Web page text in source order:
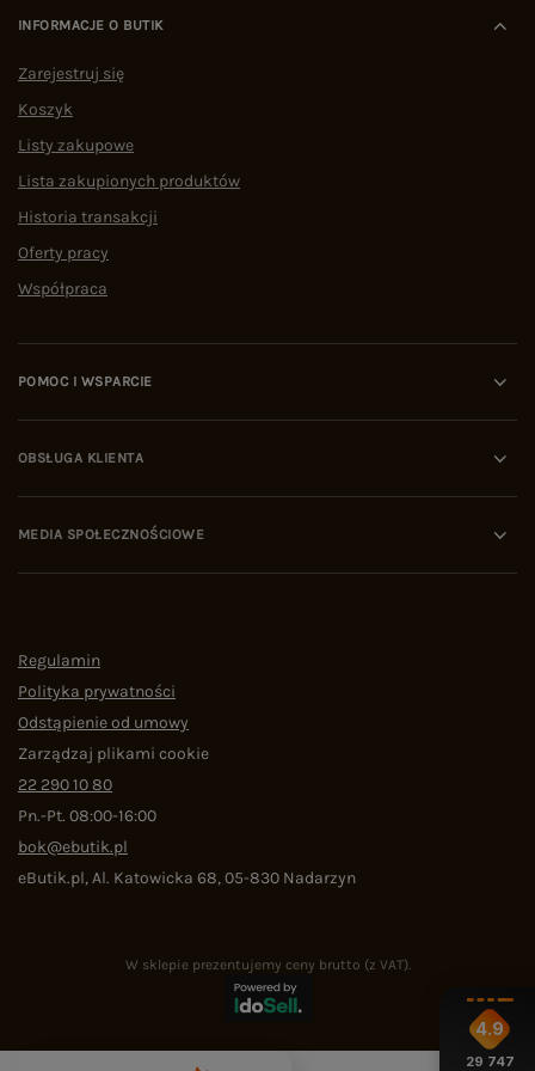
INFORMACJE O BUTIK
Zarejestruj się
Koszyk
Listy zakupowe
Lista zakupionych produktów
Historia transakcji
Oferty pracy
Współpraca
POMOC I WSPARCIE
OBSŁUGA KLIENTA
MEDIA SPOŁECZNOŚCIOWE
Regulamin
Polityka prywatności
Odstąpienie od umowy
Zarządzaj plikami cookie
22 290 10 80
Pn.-Pt. 08:00-16:00
bok@ebutik.pl
eButik.pl,Al. Katowicka 68,05-830 Nadarzyn
W sklepie prezentujemy ceny brutto (z VAT).
4.9
29 747